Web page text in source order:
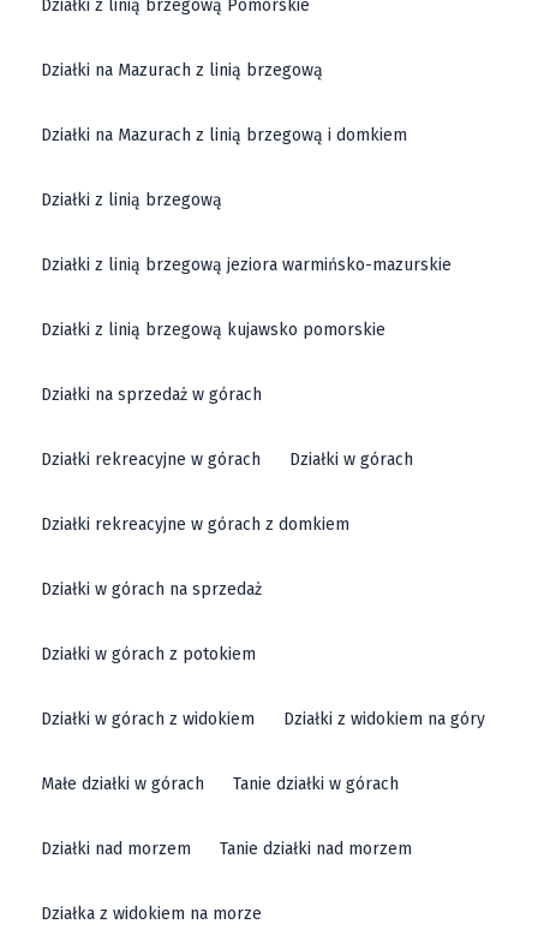
Działki z linią brzegową Pomorskie
Działki na Mazurach z linią brzegową
Działki na Mazurach z linią brzegową i domkiem
Działki z linią brzegową
Działki z linią brzegową jeziora warmińsko-mazurskie
Działki z linią brzegową kujawsko pomorskie
Działki na sprzedaż w górach
Działki rekreacyjne w górach Działki w górach
Działki rekreacyjne w górach z domkiem
Działki w górach na sprzedaż
Działki w górach z potokiem
Działki w górach z widokiem Działki z widokiem na góry
Małe działki w górach Tanie działki w górach
Działki nad morzem Tanie działki nad morzem
Działka z widokiem na morze